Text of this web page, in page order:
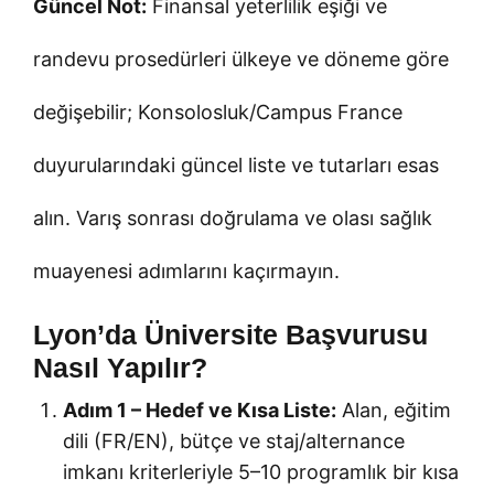
Güncel Not: Finansal yeterlilik eşiği ve
randevu prosedürleri ülkeye ve döneme göre
değişebilir; Konsolosluk/Campus France
duyurularındaki güncel liste ve tutarları esas
alın. Varış sonrası doğrulama ve olası sağlık
muayenesi adımlarını kaçırmayın.
Lyon’da Üniversite Başvurusu
Nasıl Yapılır?
Adım 1 – Hedef ve Kısa Liste: Alan, eğitim
dili (FR/EN), bütçe ve staj/alternance
imkanı kriterleriyle 5–10 programlık bir kısa